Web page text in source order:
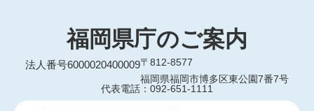
福岡県庁のご案内
法人番号6000020400009〒812-8577
福岡県福岡市博多区東公園7番7号
代表電話：092-651-1111